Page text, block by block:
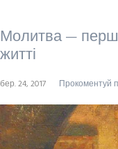
Молитва —
житті
бер. 24, 2017 Прокоментуй